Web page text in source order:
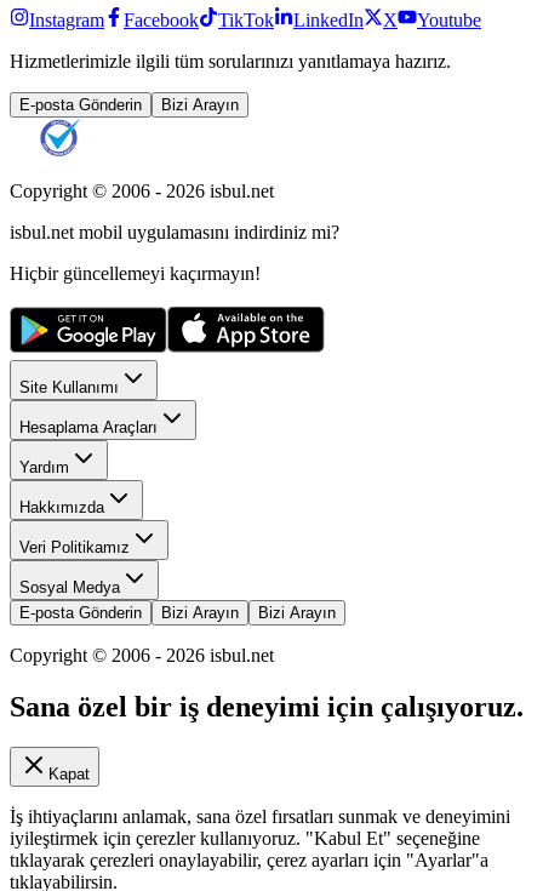
Instagram Facebook TikTok LinkedIn X
Youtube
Hizmetlerimizle ilgili tüm sorularınızı yanıtlamaya hazırız.
E-posta Gönderin Bizi Arayın
Copyright © 2006 - 2026 isbul.net
isbul.net mobil uygulamasını indirdiniz mi?
Hiçbir güncellemeyi kaçırmayın!
Site Kullanımı
Hesaplama Araçları
Yardım
Hakkımızda
Veri Politikamız
Sosyal Medya
E-posta Gönderin
Bizi Arayın Bizi Arayın
Copyright © 2006 - 2026 isbul.net
Sana özel bir iş deneyimi için çalışıyoruz.
Kapat
İş ihtiyaçlarını anlamak, sana özel fırsatları sunmak ve deneyimini
iyileştirmek için çerezler kullanıyoruz. "Kabul Et" seçeneğine
tıklayarak çerezleri onaylayabilir, çerez ayarları için "Ayarlar"a
tıklayabilirsin.